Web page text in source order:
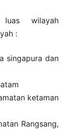
luas wilayah
:
singapura dan
ketaman
Rangsang,